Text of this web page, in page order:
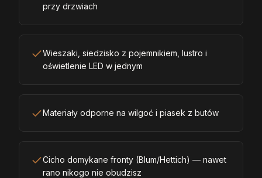
przy drzwiach
Wieszaki, siedzisko z pojemnikiem, lustro i
oświetlenie LED w jednym
Materiały odporne na wilgoć i piasek z butów
Cicho domykane fronty (Blum/Hettich) — nawet
rano nikogo nie obudzisz